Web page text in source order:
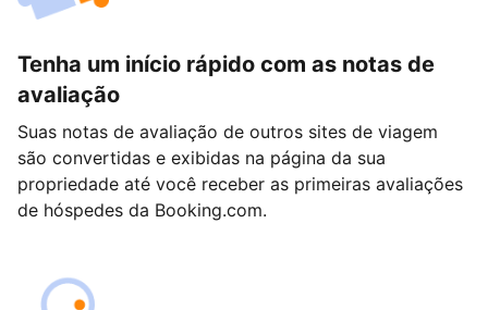
Tenha um início rápido com as notas de
avaliação
Suas notas de avaliação de outros sites de viagem
são convertidas e exibidas na página da sua
propriedade até você receber as primeiras avaliações
de hóspedes da Booking.com.